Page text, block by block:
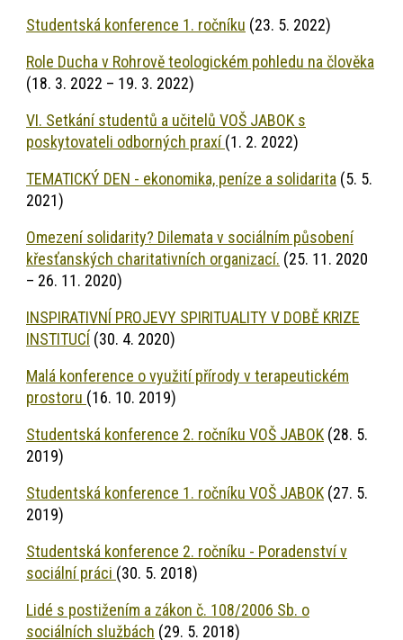
Studentská konference 1. ročníku (23. 5. 2022)
Role Ducha v Rohrově teologickém pohledu na člověka
(18. 3. 2022 – 19. 3. 2022)
VI. Setkání studentů a učitelů VOŠ JABOK s
poskytovateli odborných praxí(1. 2. 2022)
TEMATICKÝ DEN - ekonomika, peníze a solidarita (5. 5.
2021)
Omezení solidarity? Dilemata v sociálním působení
křesťanských charitativních organizací. (25. 11. 2020
– 26. 11. 2020)
INSPIRATIVNÍ PROJEVY SPIRITUALITY V DOBĚ KRIZE
INSTITUCÍ (30. 4. 2020)
Malá konference o využití přírody v terapeutickém
prostoru (16. 10. 2019)
Studentská konference 2. ročníku VOŠ JABOK (28. 5.
2019)
Studentská konference 1. ročníku VOŠ JABOK (27. 5.
2019)
Studentská konference 2. ročníku - Poradenství v
sociální práci (30. 5. 2018)
Lidé s postižením a zákon č. 108/2006 Sb. o
sociálních službách (29. 5. 2018)